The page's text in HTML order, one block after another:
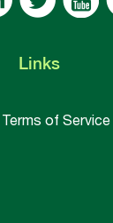
Links
Terms of Service